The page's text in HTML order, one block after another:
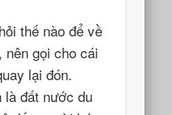
thế nào để về
nên gọi cho cái
lại đón.
là đất nước du